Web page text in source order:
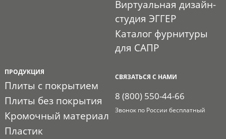
Виртуальная дизайн-
студия ЭГГЕР
Каталог фурнитуры
для САПР
ПРОДУКЦИЯ
Плиты с покрытием
Плиты без покрытия
Кромочный материал
Пластик
СВЯЗАТЬСЯ С НАМИ
8 (800) 550-44-66
Звонок по России бесплатный